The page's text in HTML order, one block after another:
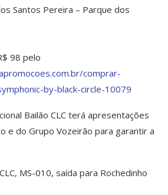
Santos Pereira – Parque dos
98 pelo
com.br/comprar-
by-black-circle-10079
Bailão CLC terá apresentações
e do Grupo Vozeirão para garantir a
MS-010, saída para Rochedinho